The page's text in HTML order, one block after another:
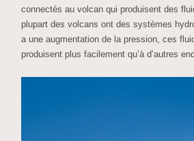
connectés au volcan qui produisent des
plupart des volcans ont des systèmes
a une augmentation de la pression, ces
produisent plus facilement qu’à d’autres